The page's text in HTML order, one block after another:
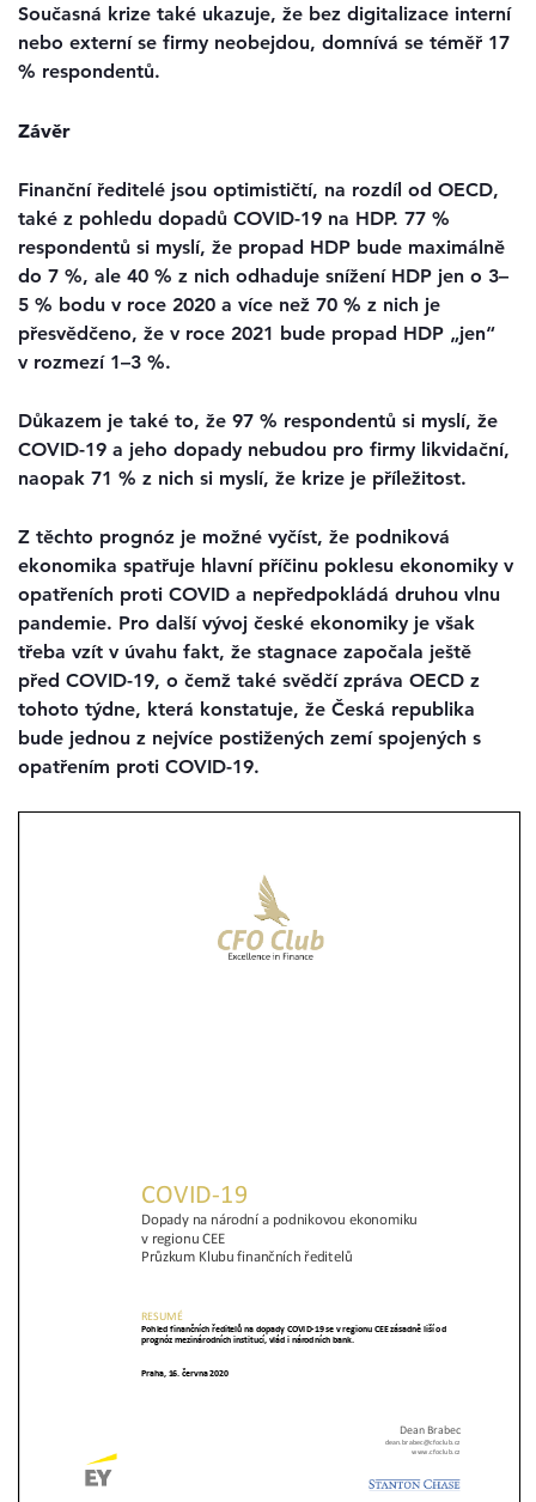
Současná krize také ukazuje, že bez digitalizace interní
nebo externí se firmy neobejdou, domnívá se téměř 17
% respondentů.
Závěr
Finanční ředitelé jsou optimističtí, na rozdíl od OECD,
také z pohledu dopadů COVID-19 na HDP. 77 %
respondentů si myslí, že propad HDP bude maximálně
do 7 %, ale 40 % z nich odhaduje snížení HDP jen o 3–
5 % bodu v roce 2020 a více než 70 % z nich je
přesvědčeno, že v roce 2021 bude propad HDP „jen“
v rozmezí 1–3 %.
Důkazem je také to, že 97 % respondentů si myslí, že
COVID-19 a jeho dopady nebudou pro firmy likvidační,
naopak 71 % z nich si myslí, že krize je příležitost.
Z těchto prognóz je možné vyčíst, že podniková
ekonomika spatřuje hlavní příčinu poklesu ekonomiky v
opatřeních proti COVID a nepředpokládá druhou vlnu
pandemie. Pro další vývoj české ekonomiky je však
třeba vzít v úvahu fakt, že stagnace započala ještě
před COVID-19, o čemž také svědčí zpráva OECD z
tohoto týdne, která konstatuje, že Česká republika
bude jednou z nejvíce postižených zemí spojených s
opatřením proti COVID-19.